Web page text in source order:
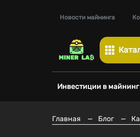
Новости майнинга
Инвестиции в майнинг
Главная — Блог —